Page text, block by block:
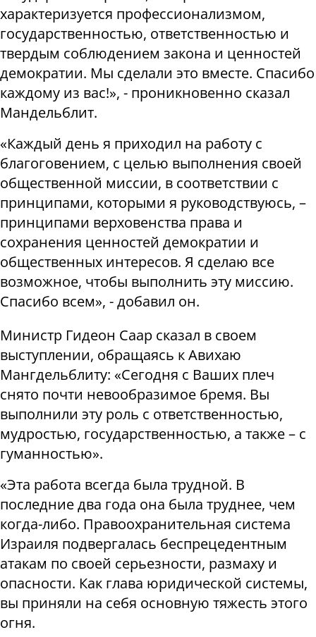
характеризуется профессионализмом,
государственностью, ответственностью и
твердым соблюдением закона и ценностей
демократии. Мы сделали это вместе. Спасибо
каждому из вас!», - проникновенно сказал
Мандельблит.
«Каждый день я приходил на работу с
благоговением, с целью выполнения своей
общественной миссии, в соответствии с
принципами, которыми я руководствуюсь, –
принципами верховенства права и
сохранения ценностей демократии и
общественных интересов. Я сделаю все
возможное, чтобы выполнить эту миссию.
Спасибо всем», - добавил он.
Министр Гидеон Саар сказал в своем
выступлении, обращаясь к Авихаю
Мангдельблиту: «Сегодня с Ваших плеч
снято почти невообразимое бремя. Вы
выполнили эту роль с ответственностью,
мудростью, государственностью, а также – с
гуманностью».
«Эта работа всегда была трудной. В
последние два года она была труднее, чем
когда-либо. Правоохранительная система
Израиля подвергалась беспрецедентным
атакам по своей серьезности, размаху и
опасности. Как глава юридической системы,
вы приняли на себя основную тяжесть этого
огня.